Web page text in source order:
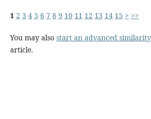
1 2 3 4 5 6 7 8 9 10 11 12 13 14 15 > >>
You may also start an advanced
article.